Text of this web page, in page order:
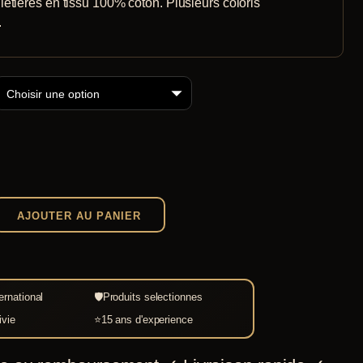
en tissu 100% coton. Plusieurs coloris
AJOUTER AU PANIER
🛡Produits selectionnes
⭐15 ans d'experience